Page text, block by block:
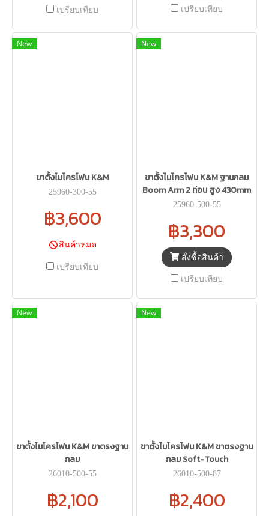
เปรียบเทียบ เปรียบเทียบ
New
ขาตั้งไมโครโฟน K&M
25960-300-55
฿3,600
สินค้าหมด
เปรียบเทียบ
New
ขาตั้งไมโครโฟน K&M ฐานกลม
Boom Arm 2 ท่อน สูง 430mm
25960-500-55
฿3,300
สั่งซื้อสินค้า
เปรียบเทียบ
New
ขาตั้งไมโครโฟน K&M ขาตรงฐาน
กลม
26010-500-55
฿2,100
New
ขาตั้งไมโครโฟน K&M ขาตรงฐาน
กลม Soft-Touch
26010-500-87
฿2,400